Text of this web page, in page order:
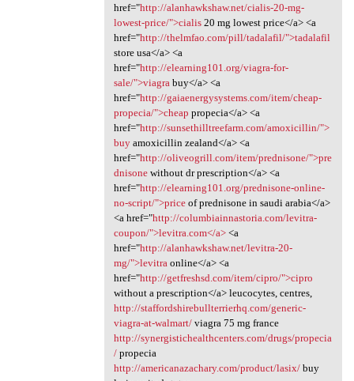
href="http://alanhawkshaw.net/cialis-20-mg-
lowest-price/">cialis20 mg lowest price</a> <a
href="http://thelmfao.com/pill/tadalafil/">tadalafil
store usa</a> <a
href="http://elearning101.org/viagra-for-
sale/">viagrabuy</a> <a
href="http://gaiaenergysystems.com/item/cheap-
propecia/">cheap propecia</a> <a
href="http://sunsethilltreefarm.com/amoxicillin/">
buyamoxicillin zealand</a> <a
href="http://oliveogrill.com/item/prednisone/">pre
dnisonewithout dr prescription</a> <a
href="http://elearning101.org/prednisone-online-
no-script/">priceof prednisone in saudi arabia</a>
<a href="http://columbiainnastoria.com/levitra-
coupon/">levitra.com</a><a
href="http://alanhawkshaw.net/levitra-20-
mg/">levitraonline</a> <a
href="http://getfreshsd.com/item/cipro/">cipro
without a prescription</a> leucocytes, centres,
http://staffordshirebullterrierhq.com/generic-
viagra-at-walmart/viagra 75 mg france
http://synergistichealthcenters.com/drugs/propecia
/propecia
http://americanazachary.com/product/lasix/buy